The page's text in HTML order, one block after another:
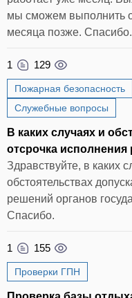
мы сможем выполнить
месяца позже. Спасибо.
1 129
Пожарная безопасность
Служебные вопросы
В каких случаях и
отсрочка
Здравствуйте, в каких
обстоятельствах
решений органов
Спасибо.
1 155
Проверки ГПН